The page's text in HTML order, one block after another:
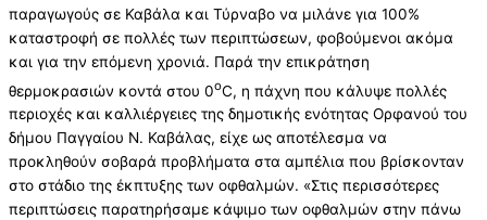
παραγωγούς σε Καβάλα και Τύρναβο να μιλάνε για 100%
καταστροφή σε πολλές των περιπτώσεων, φοβούμενοι ακόμα
και για την επόμενη χρονιά. Παρά την επικράτηση
θερμοκρασιών κοντά στου 0oC, η πάχνη που κάλυψε πολλές
περιοχές και καλλιέργειες της δημοτικής ενότητας Ορφανού του
δήμου Παγγαίου Ν. Καβάλας, είχε ως αποτέλεσμα να
προκληθούν σοβαρά προβλήματα στα αμπέλια που βρίσκονταν
στο στάδιο της έκπτυξης των οφθαλμών. «Στις περισσότερες
περιπτώσεις παρατηρήσαμε κάψιμο των οφθαλμών στην πάνω